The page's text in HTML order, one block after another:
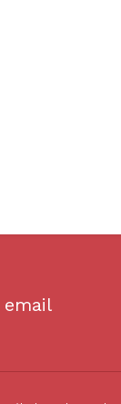
email